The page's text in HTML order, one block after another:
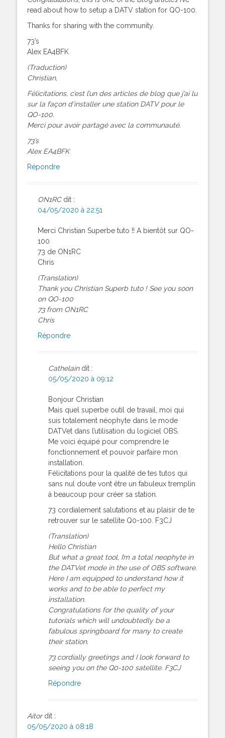
read about how to setup a DATV station for QO-100.
Thanks for sharing with the community.
73’s
Alex EA4BFK
(Traduction)
Christian,
Félicitations, c’est l’un des articles de blog que j’ai lu
sur la façon d’installer une station DATV pour le
QO-100.
Merci pour avoir partagé avec la communauté.
73’s
Alex EA4BFK
Répondre
ON1RC dit :
04/05/2020 à 22:51
Merci Christian Superbe tuto !! A bientôt sur QO-
100
73 de ON1RC
Chris
(Translation)
Thank you Christian Superb tuto ! See you soon
on QO-100
73 from ON1RC
Chris
Répondre
Cathelain dit :
05/05/2020 à 09:12
Bonjour Christian
Mais quel superbe outil de travail, moi qui
suis totalement néophyte dans le mode
DATVet dans l’utilisation du logiciel OBS.
Me voici équipé pour comprendre le
fonctionnement et pouvoir parfaire mon
installation.
Félicitations pour la qualité de tes tutos qui
sans nul doute vont être un fabuleux tremplin
à beaucoup pour créer sa station.
73 cordialement salutations et au plaisir de te
retrouver sur le satellite Q0-100. F3CJ
(Translation)
Hello Christian
But what a great tool, I’m a total neophyte in
the DATVet mode in the use of OBS software.
Here I am equipped to understand how it
works and to be able to perfect my
installation.
Congratulations for the quality of your
tutorials which will undoubtedly be a
fabulous springboard for many to create
their station.
73 cordially greetings and I look forward to
seeing you on the Q0-100 satellite. F3CJ
Répondre
Aitor dit :
05/05/2020 à 08:18